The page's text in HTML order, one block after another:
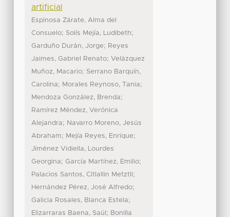
artificial
Espinosa Zárate, Alma del
Consuelo; Solís Mejía, Ludibeth;
Garduño Durán, Jorge; Reyes
Jaimes, Gabriel Renato; Velázquez
Muñoz, Macario; Serrano Barquín,
Carolina; Morales Reynoso, Tania;
Mendoza González, Brenda;
Ramírez Méndez, Verónica
Alejandra; Navarro Moreno, Jesús
Abraham; Mejía Reyes, Enrique;
Jiménez Vidiella, Lourdes
Georgina; García Martínez, Emilio;
Palacios Santos, Citlallin Metztli;
Hernández Pérez, José Alfredo;
Galicia Rosales, Blanca Estela;
Elizarraras Baena, Saúl ; Bonilla